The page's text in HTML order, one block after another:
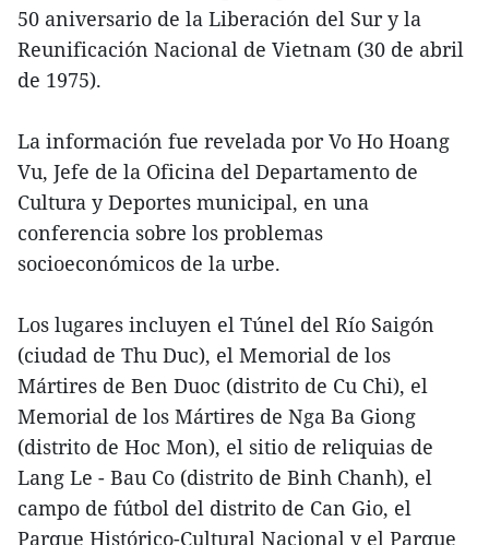
50 aniversario de la Liberación del Sur y la
Reunificación Nacional de Vietnam (30 de abril
de 1975).
La información fue revelada por Vo Ho Hoang
Vu, Jefe de la Oficina del Departamento de
Cultura y Deportes municipal, en una
conferencia sobre los problemas
socioeconómicos de la urbe.
Los lugares incluyen el Túnel del Río Saigón
(ciudad de Thu Duc), el Memorial de los
Mártires de Ben Duoc (distrito de Cu Chi), el
Memorial de los Mártires de Nga Ba Giong
(distrito de Hoc Mon), el sitio de reliquias de
Lang Le - Bau Co (distrito de Binh Chanh), el
campo de fútbol del distrito de Can Gio, el
Parque Histórico-Cultural Nacional y el Parque